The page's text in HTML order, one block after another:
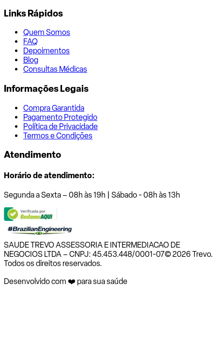
Links Rápidos
Quem Somos
FAQ
Depoimentos
Blog
Consultas Médicas
Informações Legais
Compra Garantida
Pagamento Protegido
Política de Privacidade
Termos e Condições
Atendimento
Horário de atendimento:
Segunda a Sexta – 08h às 19h | Sábado - 08h às 13h
SAUDE TREVO ASSESSORIA E INTERMEDIACAO DE
NEGOCIOS LTDA – CNPJ: 45.453.448/0001-07© 2026 Trevo.
Todos os direitos reservados.
Desenvolvido com ❤️ para sua saúde